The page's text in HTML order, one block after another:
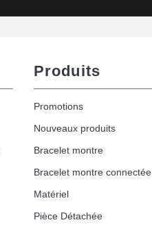
Produits
Promotions
Nouveaux produits
Bracelet montre
Bracelet montre connectée
Matériel
Pièce Détachée